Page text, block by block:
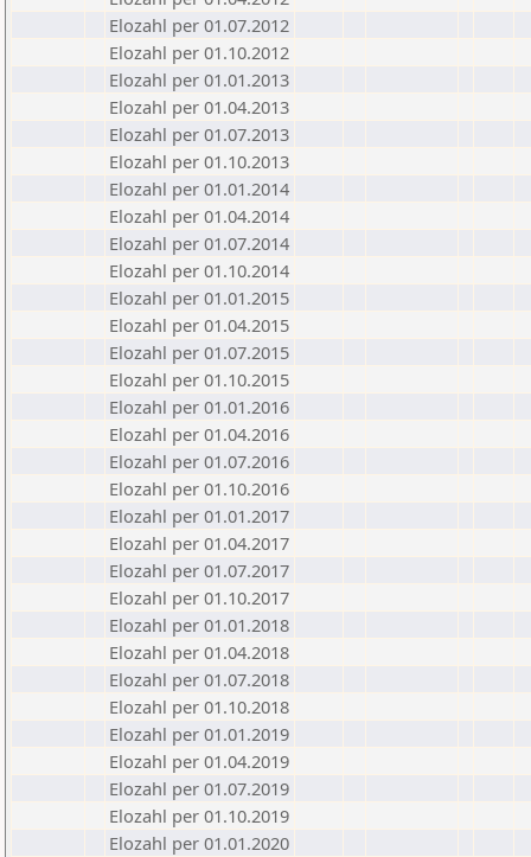
Elozahl per 01.07.2012
Elozahl per 01.10.2012
Elozahl per 01.01.2013
Elozahl per 01.04.2013
Elozahl per 01.07.2013
Elozahl per 01.10.2013
Elozahl per 01.01.2014
Elozahl per 01.04.2014
Elozahl per 01.07.2014
Elozahl per 01.10.2014
Elozahl per 01.01.2015
Elozahl per 01.04.2015
Elozahl per 01.07.2015
Elozahl per 01.10.2015
Elozahl per 01.01.2016
Elozahl per 01.04.2016
Elozahl per 01.07.2016
Elozahl per 01.10.2016
Elozahl per 01.01.2017
Elozahl per 01.04.2017
Elozahl per 01.07.2017
Elozahl per 01.10.2017
Elozahl per 01.01.2018
Elozahl per 01.04.2018
Elozahl per 01.07.2018
Elozahl per 01.10.2018
Elozahl per 01.01.2019
Elozahl per 01.04.2019
Elozahl per 01.07.2019
Elozahl per 01.10.2019
Elozahl per 01.01.2020